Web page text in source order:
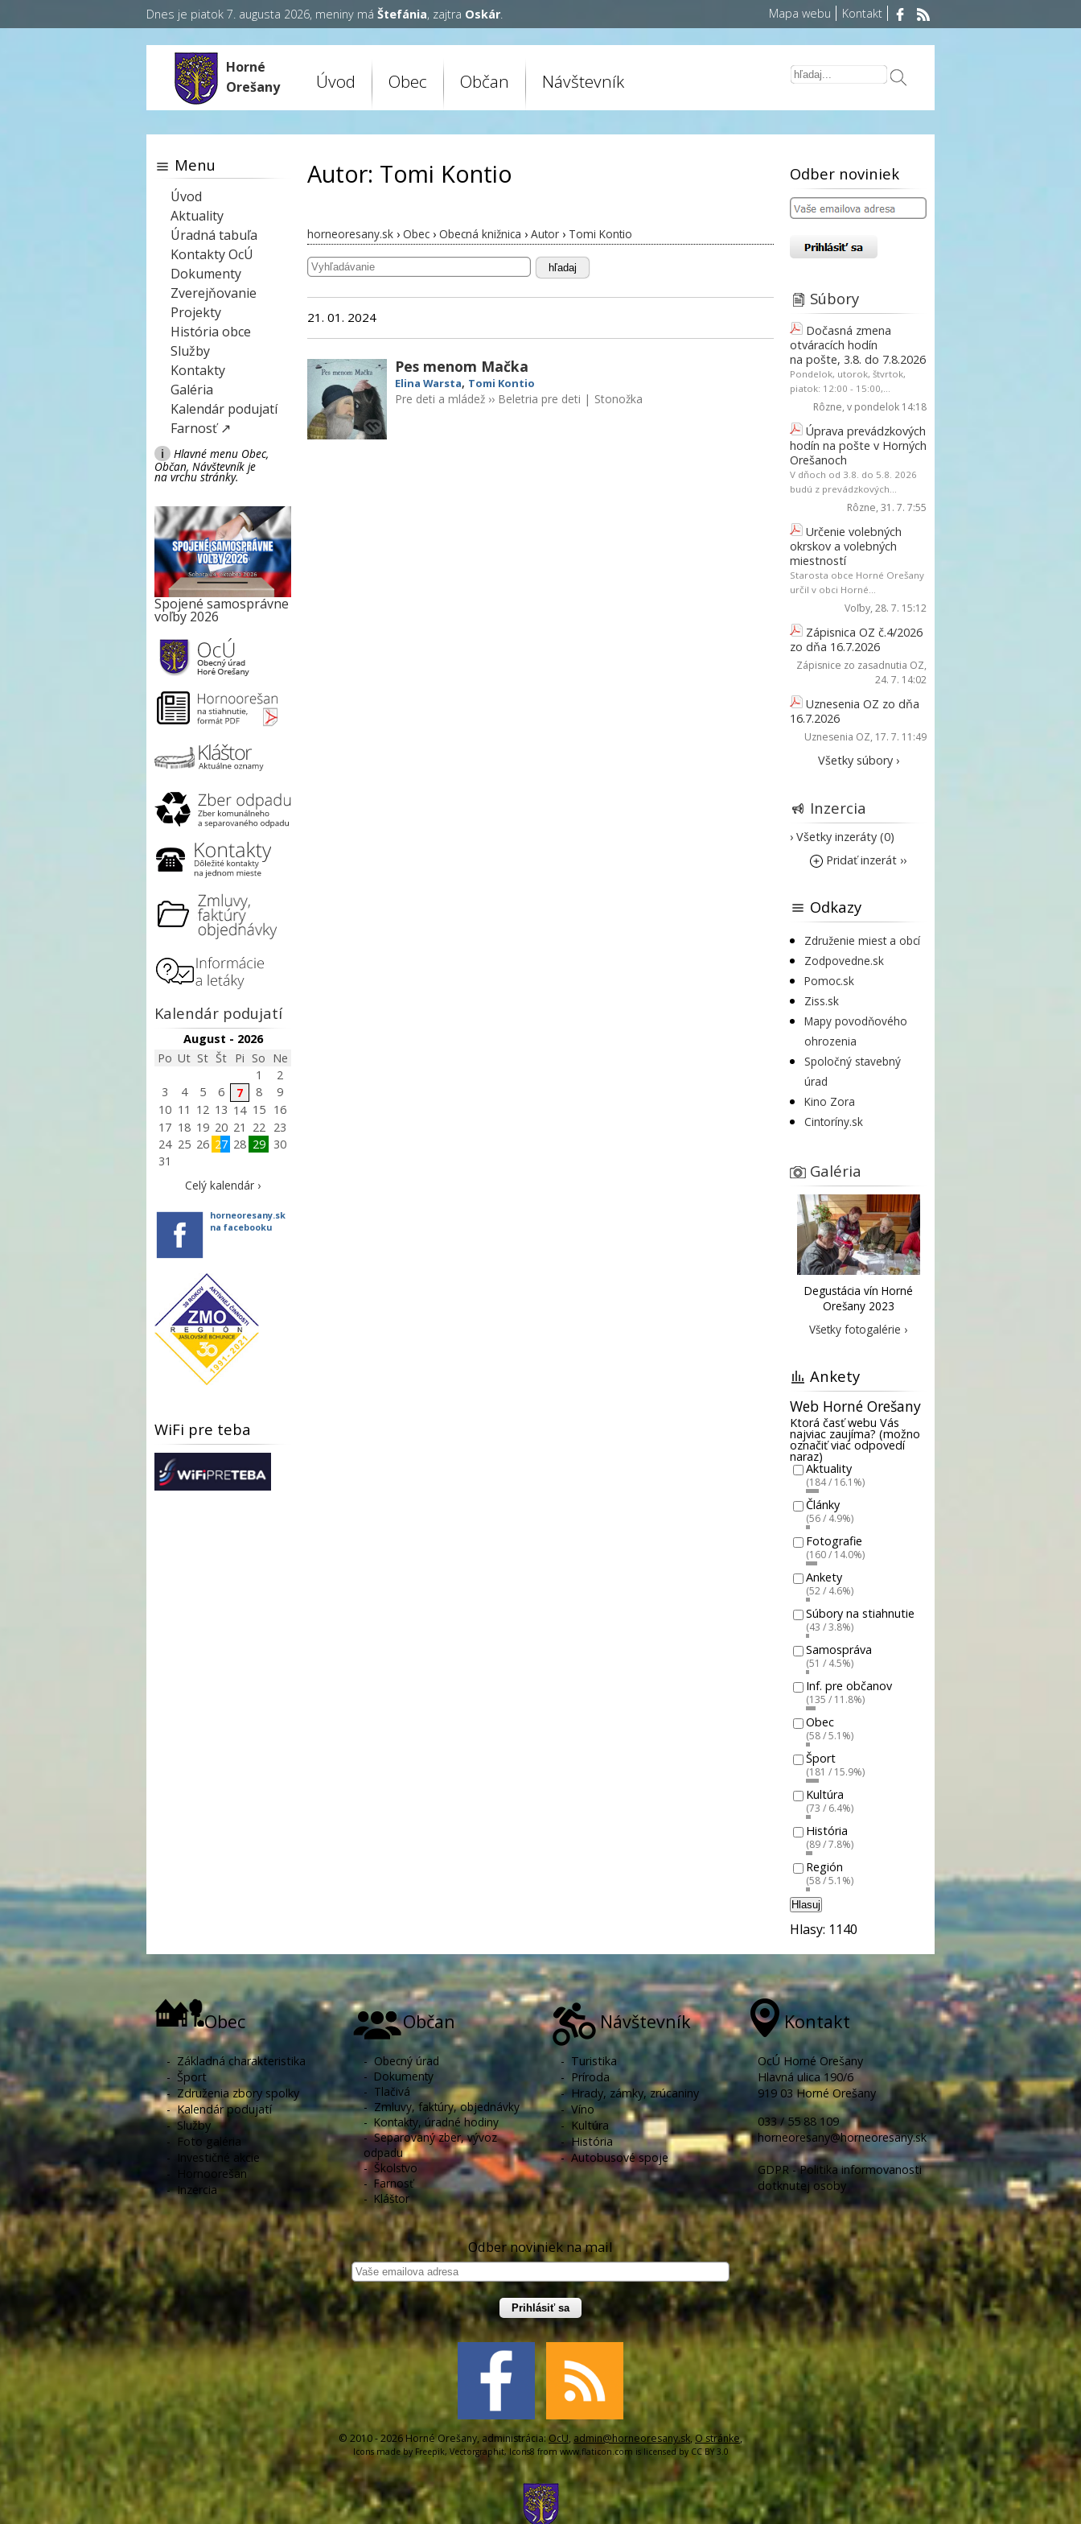
Dnes je piatok 7. augusta 2026, meniny má Štefánia, zajtra Oskár. Mapa webu Kontakt
Horné
Orešany
Úvod Obec Občan Návštevník
Autor: Tomi Kontio
horneoresany.sk › Obec › Obecná knižnica › Autor › Tomi Kontio
hľadaj
21. 01. 2024
Pes menom Mačka
Elina Warsta, Tomi Kontio
Pre deti a mládež›› Beletria pre deti | Stonožka
Menu
Úvod
Aktuality
Úradná tabuľa
Kontakty OcÚ
Dokumenty
Zverejňovanie
Projekty
História obce
Služby
Kontakty
Galéria
Kalendár podujatí
Farnosť ↗
i
Hlavné menu Obec,
Občan, Návštevník je
na vrchu stránky.
Spojené samosprávne
voľby 2026
Kalendár podujatí
August - 2026
Po Ut St Št Pi So Ne
1
2
3
4 5 6 7 8
9
10 11 12 13 14 15
16
17 18 19 20 21 22
23
24 25 26 27 28 29
30
31
Celý kalendár ›
horneoresany.sk
na facebooku
WiFi pre teba
Odber noviniek
Súbory
Dočasná zmena
otváracích hodín
na pošte, 3.8. do 7.8.2026
Pondelok, utorok, štvrtok,
piatok: 12:00 - 15:00,...
Rôzne, v pondelok 14:18
Úprava prevádzkových
hodín na pošte v Horných
Orešanoch
V dňoch od 3.8. do 5.8. 2026
budú z prevádzkových...
Rôzne, 31. 7. 7:55
Určenie volebných
okrskov a volebných
miestností
Starosta obce Horné Orešany
určil v obci Horné...
Voľby, 28. 7. 15:12
Zápisnica OZ č.4/2026
zo dňa 16.7.2026
Zápisnice zo zasadnutia OZ,
24. 7. 14:02
Uznesenia OZ zo dňa
16.7.2026
Uznesenia OZ, 17. 7. 11:49
Všetky súbory ›
Inzercia
› Všetky inzeráty (0)
Pridať inzerát ››
Odkazy
Združenie miest a obcí
Zodpovedne.sk
Pomoc.sk
Ziss.sk
Mapy povodňového
ohrozenia
Spoločný stavebný
úrad
Kino Zora
Cintoríny.sk
Galéria
Degustácia vín Horné
Orešany 2023
Všetky fotogalérie ›
Ankety
Web Horné Orešany
Ktorá časť webu Vás
najviac zaujíma? (možno
označiť viac odpovedí
naraz)
Aktuality
(184 / 16.1%)
Články
(56 / 4.9%)
Fotografie
(160 / 14.0%)
Ankety
(52 / 4.6%)
Súbory na stiahnutie
(43 / 3.8%)
Samospráva
(51 / 4.5%)
Inf. pre občanov
(135 / 11.8%)
Obec
(58 / 5.1%)
Šport
(181 / 15.9%)
Kultúra
(73 / 6.4%)
História
(89 / 7.8%)
Región
(58 / 5.1%)
Hlasuj
Hlasy: 1140
Obec
- Základná charakteristika
- Šport
- Združenia zbory spolky
-Kalendár podujatí
-Služby
- Foto galéria
- Investičné akcie
-
Hornoorešan
-Inzercia
Občan
-Obecný úrad
- Dokumenty
- Tlačivá
- Zmluvy, faktúry, objednávky
- Kontakty, úradné hodiny
-Separovaný zber, vývoz
odpadu
- Školstvo
- Farnosť
- Kláštor
Návštevník
- Turistika
- Príroda
- Hrady, zámky, zrúcaniny
-Víno
- Kultúra
-História
-Autobusové spoje
Kontakt
OcÚ Horné Orešany
Hlavná ulica 190/6
919 03 Horné Orešany
033 / 55 88 109
horneoresany@horneoresany.sk
GDPR - Politika informovanosti
dotknutej osoby
Odber noviniek na mail
Prihlásiť sa
© 2010 - 2026 Horné Orešany, administrácia: OcU, admin@horneoresany.sk,O stránke,
Icons made by Freepik, Vectorgraphit, Icons8 fromwww.flaticon.com is licensed by CC BY 3.0